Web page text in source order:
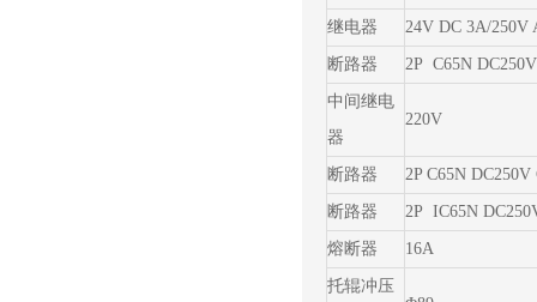
继电器 24V DC 3A/250V
断路器 2P C65N
中间继电
器
220V
断路器 2P C65N DC250V
断路器 2P IC65N
熔断器 16A
托辊冲压